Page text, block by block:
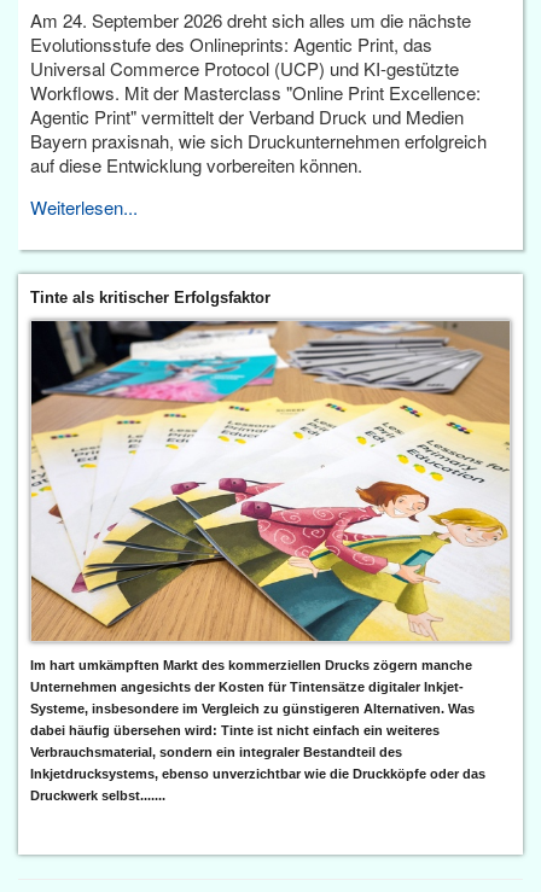
Am 24. September 2026 dreht sich alles um die nächste
Evolutionsstufe des Onlineprints: Agentic Print, das
Universal Commerce Protocol (UCP) und KI-gestützte
Workflows. Mit der Masterclass "Online Print Excellence:
Agentic Print" vermittelt der Verband Druck und Medien
Bayern praxisnah, wie sich Druckunternehmen erfolgreich
auf diese Entwicklung vorbereiten können.
Weiterlesen...
Tinte als kritischer Erfolgsfaktor
Im hart umkämpften Markt des kommerziellen Drucks zögern manche
Unternehmen angesichts der Kosten für Tintensätze digitaler Inkjet-
Systeme, insbesondere im Vergleich zu günstigeren Alternativen. Was
dabei häufig übersehen wird: Tinte ist nicht einfach ein weiteres
Verbrauchsmaterial, sondern ein integraler Bestandteil des
Inkjetdrucksystems, ebenso unverzichtbar wie die Druckköpfe oder das
Druckwerk selbst.......